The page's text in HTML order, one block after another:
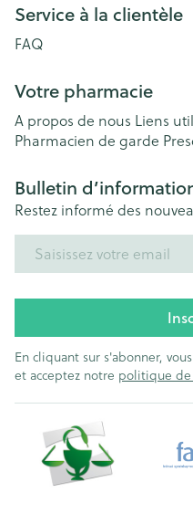
Service à la clientèle
FAQ
Votre pharmacie
A propos de nous Liens
Pharmacien de garde
Bulletin
Restez informé des
En cliquant sur s'abonner,
et acceptez notre politique